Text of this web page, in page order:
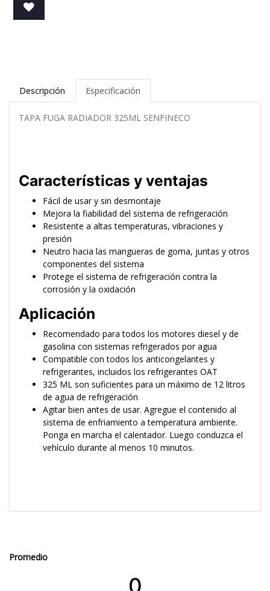
Descripción Especificación
TAPA FUGA RADIADOR 325ML SENFINECO
Características y ventajas
Fácil de usar y sin desmontaje
Mejora la fiabilidad del sistema de refrigeración
Resistente a altas temperaturas, vibraciones y
presión
Neutro hacia las mangueras de goma, juntas y otros
componentes del sistema
Protege el sistema de refrigeración contra la
corrosión y la oxidación
Aplicación
Recomendado para todos los motores diesel y de
gasolina con sistemas refrigerados por agua
Compatible con todos los anticongelantes y
refrigerantes, incluidos los refrigerantes OAT
325 ML son suficientes para un máximo de 12 litros
de agua de refrigeración
Agitar bien antes de usar. Agregue el contenido al
sistema de enfriamiento a temperatura ambiente.
Ponga en marcha el calentador. Luego conduzca el
vehículo durante al menos 10 minutos.
Promedio
0